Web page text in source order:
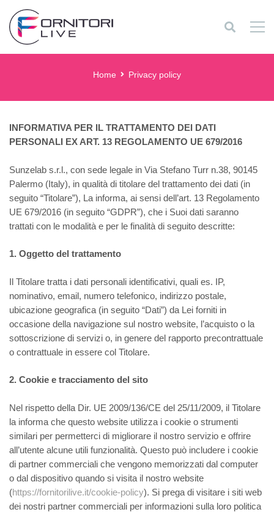
Home Privacy policy
INFORMATIVA PER IL TRATTAMENTO DEI DATI
PERSONALI EX ART. 13 REGOLAMENTO UE 679/2016
Sunzelab s.r.l., con sede legale in Via Stefano Turr n.38, 90145
Palermo (Italy), in qualità di titolare del trattamento dei dati (in
seguito “Titolare”), La informa, ai sensi dell’art. 13 Regolamento
UE 679/2016 (in seguito “GDPR”), che i Suoi dati saranno
trattati con le modalità e per le finalità di seguito descritte:
1. Oggetto del trattamento
Il Titolare tratta i dati personali identificativi, quali es. IP,
nominativo, email, numero telefonico, indirizzo postale,
ubicazione geografica (in seguito “Dati”) da Lei forniti in
occasione della navigazione sul nostro website, l’acquisto o la
sottoscrizione di servizi o, in genere del rapporto precontrattuale
o contrattuale in essere col Titolare.
2. Cookie e tracciamento del sito
Nel rispetto della Dir. UE 2009/136/CE del 25/11/2009, il Titolare
la informa che questo website utilizza i cookie o strumenti
similari per permetterci di migliorare il nostro servizio e offrire
all’utente alcune utili funzionalità. Questo può includere i cookie
di partner commerciali che vengono memorizzati dal computer
o dal dispositivo quando si visita il nostro website
(https://fornitorilive.it/cookie-policy). Si prega di visitare i siti web
dei nostri partner commerciali per informazioni sulla loro politica